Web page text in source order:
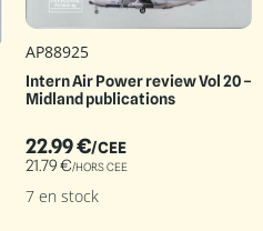
AP88925
Intern Air Power review Vol 20 –
Midland publications
22.99€/CEE
21.79€/HORS CEE
7 en stock